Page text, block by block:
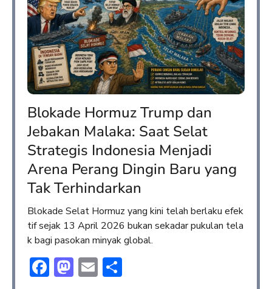
Blokade Hormuz Trump dan
Jebakan Malaka: Saat Selat
Strategis Indonesia Menjadi
Arena Perang Dingin Baru yang
Tak Terhindarkan
Blokade Selat Hormuz yang kini telah berlaku efek
tif sejak 13 April 2026 bukan sekadar pukulan tela
k bagi pasokan minyak global.
Facebook
Mastodon
Email